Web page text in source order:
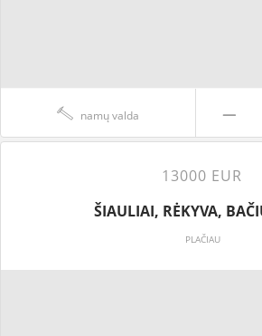
namų valda
13000 EUR
ŠIAULIAI, RĖKYVA,
PLAČIAU